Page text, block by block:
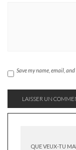
Save my name, email,
QUE VEUX-TU